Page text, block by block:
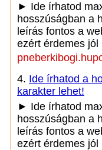
► Ide írhatod
hosszúságban a
leírás fontos a
ezért érdemes jól
4. Ide írhatod a
karakter lehet!
► Ide írhatod
hosszúságban a
leírás fontos a
ezért érdemes jól